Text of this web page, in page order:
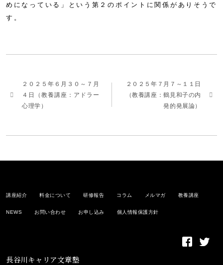
めになっている」という第２のポイントに関係がありそうで
す。
２０２５年６月３０～７月
４日（教養講座：アドラー
心理学）
２０２５年７月７～１１日
（教養講座：鶴見和子の内
発的発展論）
講座紹介 料金について 研修報告 コラム メルマガ 教養講座
NEWS お問い合わせ お申し込み 個人情報保護方針
長谷川キャリア文章塾